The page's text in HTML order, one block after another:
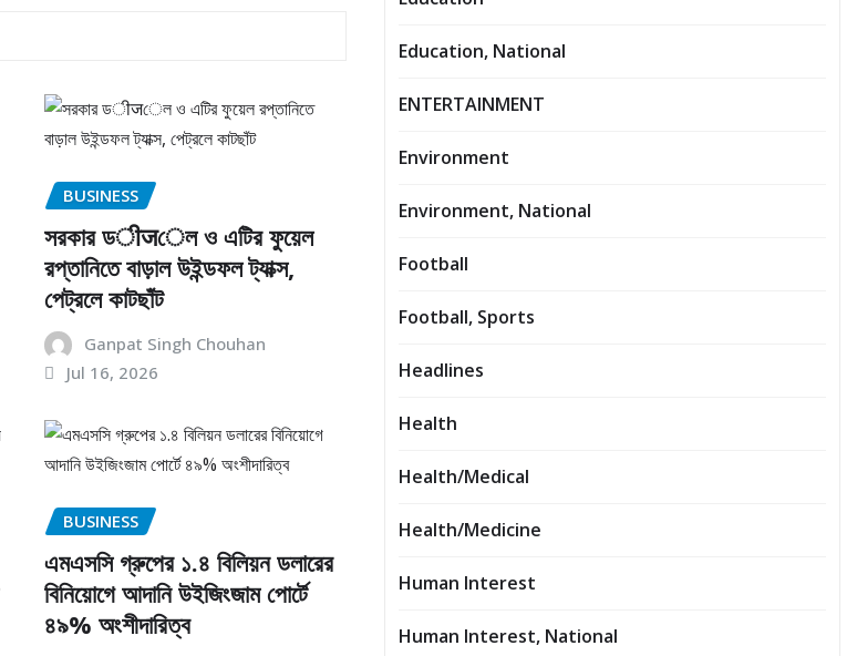
BUSINESS
সরকার ডीजেল ও এটির ফুয়েল
রপ্তানিতে বাড়াল উইন্ডফল ট্যাক্স,
পেট্রলে কাটছাঁট
Ganpat Singh Chouhan
Jul 16, 2026
BUSINESS
এমএসসি গ্রুপের ১.৪ বিলিয়ন ডলারের
বিনিয়োগে আদানি উইজিংজাম পোর্টে
৪৯% অংশীদারিত্ব
Education, National
ENTERTAINMENT
Environment
Environment, National
Football
Football, Sports
Headlines
Health
Health/Medical
Health/Medicine
Human Interest
Human Interest, National